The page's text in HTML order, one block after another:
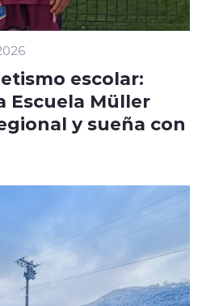
escolar:
Escuela Müller
y sueña con